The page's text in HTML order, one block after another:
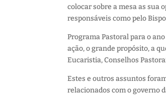
colocar sobre a mesa as sua
responsáveis como pelo
Programa Pastoral para o
ação, o grande propósito, a
Eucaristia, Conselhos
Estes e outros assuntos
relacionados com o governo